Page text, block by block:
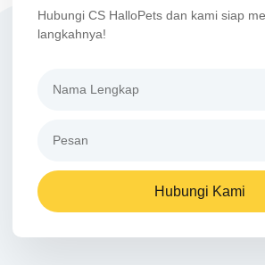
Hubungi CS HalloPets dan kami siap
langkahnya!
Hubungi Kami